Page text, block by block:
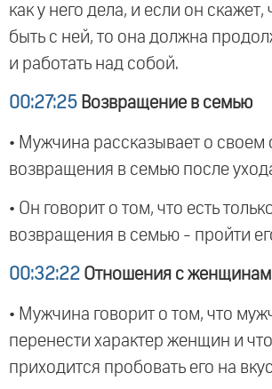
как у него дела, и если он скажет,
быть с ней, то она должна
и работать над собой.
00:27:25 Возвращение в семью
• Мужчина рассказывает о своем
возвращения в семью после
• Он говорит о том, что есть
возвращения в семью - пройти
00:32:22 Отношения с
• Мужчина говорит о том, что
перенести характер женщин и
приходится пробовать его на